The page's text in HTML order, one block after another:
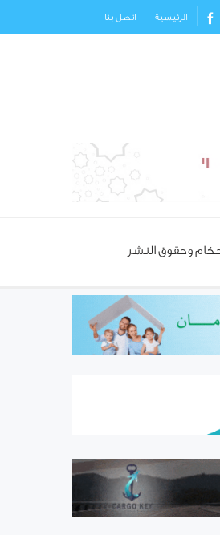
الرئيسية اتصل بنا
وحقوق النشر